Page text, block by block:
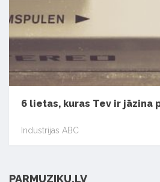
6 lietas, kuras Tev ir jāzina
Industrijas ABC
PARMUZIKU.LV